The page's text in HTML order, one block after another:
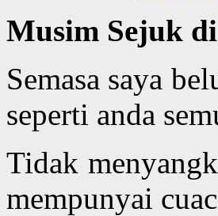
Musim Sejuk
Semasa saya
seperti anda
Tidak
mempunyai